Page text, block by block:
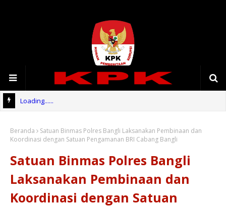
Loading......
Beranda
Satuan Binmas Polres Bangli Laksanakan Pembinaan dan
Koordinasi dengan Satuan Pengamanan BRI Cabang Bangli
Satuan Binmas Polres Bangli
Laksanakan Pembinaan dan
Koordinasi dengan Satuan